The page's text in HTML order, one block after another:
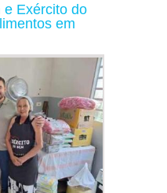
e Exército do
em